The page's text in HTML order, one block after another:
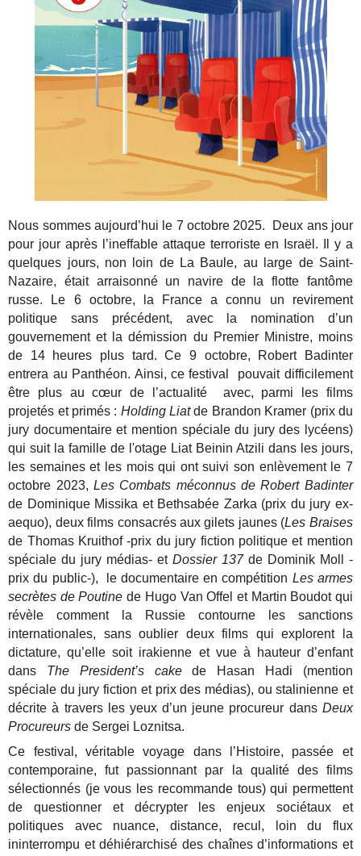
Nous sommes aujourd’hui le 7 octobre 2025. Deux ans jour
pour jour après l’ineffable attaque terroriste en Israël. Il y a
quelques jours, non loin de La Baule, au large de Saint-
Nazaire, était arraisonné un navire de la flotte fantôme
russe. Le 6 octobre, la France a connu un revirement
politique sans précédent, avec la nomination d’un
gouvernement et la démission du Premier Ministre, moins
de 14 heures plus tard. Ce 9 octobre, Robert Badinter
entrera au Panthéon. Ainsi, ce festival pouvait difficilement
être plus au cœur de l’actualité avec, parmi les films
projetés et primés : Holding Liatde Brandon Kramer (prix du
jury documentaire et mention spéciale du jury des lycéens)
qui suit la famille de l'otage Liat Beinin Atzili dans les jours,
les semaines et les mois qui ont suivi son enlèvement le 7
octobre 2023, Les Combats méconnus de Robert Badinter
de Dominique Missika et Bethsabée Zarka (prix du jury ex-
aequo), deux films consacrés aux gilets jaunes (Les Braises
de Thomas Kruithof -prix du jury fiction politique et mention
spéciale du jury médias- et Dossier 137de Dominik Moll -
prix du public-), le documentaire en compétition Les armes
secrètes de Poutinede Hugo Van Offel et Martin Boudot qui
révèle comment la Russie contourne les sanctions
internationales, sans oublier deux films qui explorent la
dictature, qu’elle soit irakienne et vue à hauteur d’enfant
dans The President’s cakede Hasan Hadi (mention
spéciale du jury fiction et prix des médias), ou stalinienne et
décrite à travers les yeux d’un jeune procureur dansDeux
Procureursde Sergei Loznitsa.
Ce festival, véritable voyage dans l’Histoire, passée et
contemporaine, fut passionnant par la qualité des films
sélectionnés (je vous les recommande tous) qui permettent
de questionner et décrypter les enjeux sociétaux et
politiques avec nuance, distance, recul, loin du flux
ininterrompu et déhiérarchisé des chaînes d’informations et